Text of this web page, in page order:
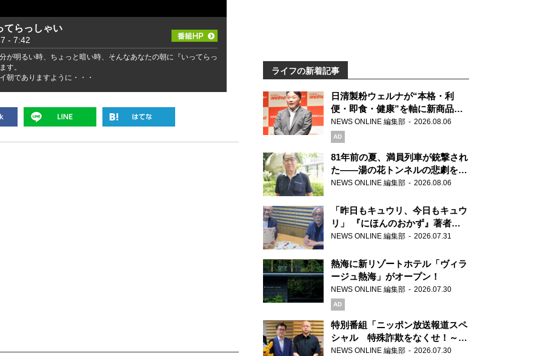
てらっしゃい
- 7:42
が明るい時、ちょっと暗い時、そんなあなたの朝に『いってらっ
す。
朝でありますように・・・
ライフの新着記事
日清製粉ウェルナが“本格・利
便・即食・健康”を軸に新商品を
展開 「マ・マー」「青の洞窟」
ブランドを強化
NEWS ONLINE 編集部 2026.08.06
AD
81年前の夏、満員列車が銃撃され
た――湯の花トンネルの悲劇を語
り継ぐ男性
NEWS ONLINE 編集部 2026.08.06
「昨日もキュウリ、今日もキュウ
リ」 『にほんのおかず』著者が
見つけた家庭料理の知恵
NEWS ONLINE 編集部 2026.07.31
熱海に新リゾートホテル「ヴィラ
ージュ熱海」がオープン！
NEWS ONLINE 編集部 2026.07.30
AD
特別番組「ニッポン放送報道スペ
シャル 特殊詐欺をなくせ！～被
害者・加害者・警視庁が語るトク
NEWS ONLINE 編集部 2026.07.30